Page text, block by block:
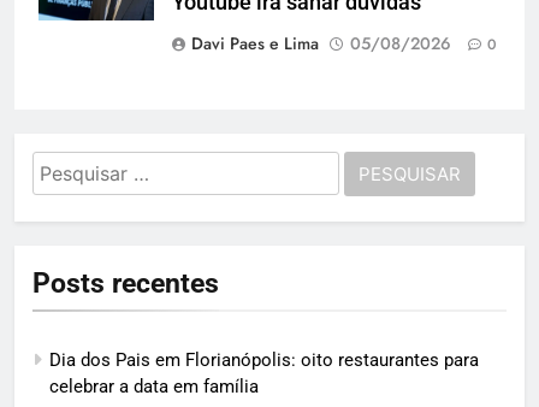
Davi Paes e Lima
05/08/2026 0
Pesquisar
por:
Posts recentes
Dia dos Pais em Florianópolis: oito restaurantes para
celebrar a data em família